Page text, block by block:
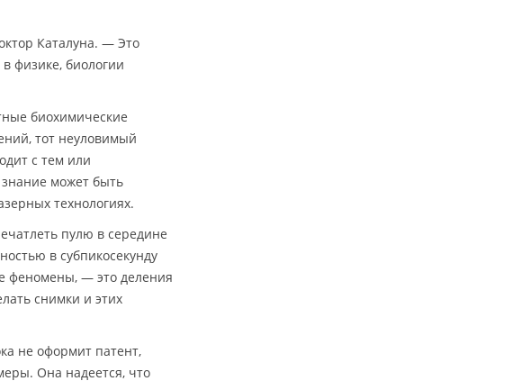
Каталуна. — Это
физике, биологии
биохимические
тот неуловимый
с тем или
может быть
технологиях.
пулю в середине
в субпикосекунду
феномены, — это деления
снимки и этих
не оформит патент,
Она надеется, что